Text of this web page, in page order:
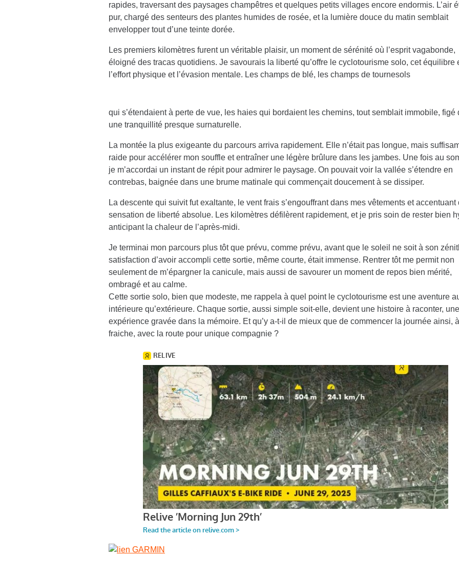
rapides, traversant des paysages champêtres et quelques petits villages encore endormis. L’air
pur, chargé des senteurs des plantes humides de rosée, et la lumière douce du matin semblait
envelopper tout d’une teinte dorée.
Les premiers kilomètres furent un véritable plaisir, un moment de sérénité où l’esprit vagabonde,
éloigné des tracas quotidiens. Je savourais la liberté qu’offre le cyclotourisme solo, cet équilibre
l’effort physique et l’évasion mentale. Les champs de blé, les champs de tournesols
qui s’étendaient à perte de vue, les haies qui bordaient les chemins, tout semblait immobile, figé
une tranquillité presque surnaturelle.
La montée la plus exigeante du parcours arriva rapidement. Elle n’était pas longue, mais
raide pour accélérer mon souffle et entraîner une légère brûlure dans les jambes. Une fois au
je m’accordai un instant de répit pour admirer le paysage. On pouvait voir la vallée s’étendre en
contrebas, baignée dans une brume matinale qui commençait doucement à se dissiper.
La descente qui suivit fut exaltante, le vent frais s’engouffrant dans mes vêtements et accentuant
sensation de liberté absolue. Les kilomètres défilèrent rapidement, et je pris soin de rester bien
anticipant la chaleur de l’après-midi.
Je terminai mon parcours plus tôt que prévu, comme prévu, avant que le soleil ne soit à son
satisfaction d’avoir accompli cette sortie, même courte, était immense. Rentrer tôt me permit non
seulement de m’épargner la canicule, mais aussi de savourer un moment de repos bien mérité,
ombragé et au calme.
Cette sortie solo, bien que modeste, me rappela à quel point le cyclotourisme est une aventure
intérieure qu’extérieure. Chaque sortie, aussi simple soit-elle, devient une histoire à raconter, une
expérience gravée dans la mémoire. Et qu’y a-t-il de mieux que de commencer la journée ainsi,
fraiche, avec la route pour unique compagnie ?